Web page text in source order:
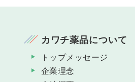
カワチ薬品について
トップメッセージ
企業理念